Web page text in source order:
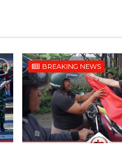
BREAKING NEWS